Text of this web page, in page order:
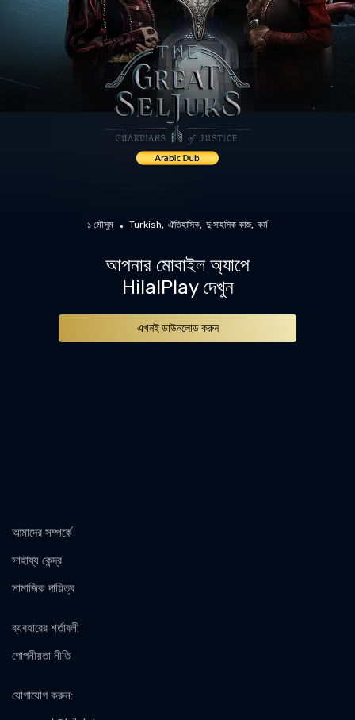
১ মৌসুম Turkish ঐতিহাসিক দু:সাহসিক কাজ কর্ম
আপনার মোবাইল অ্যাপে
HilalPlay দেখুন
এখনই ডাউনলোড করুন
আমাদের সম্পর্কে
সাহায্য কেন্দ্র
সামাজিক দায়িত্ব
ব্যবহারের শর্তাবলী
গোপনীয়তা নীতি
যোগাযোগ করুন: